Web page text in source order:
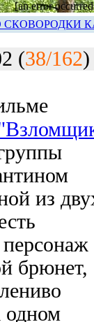
[an error
СКОВОРОДКИ
(38/162
из
брюнет,
одном